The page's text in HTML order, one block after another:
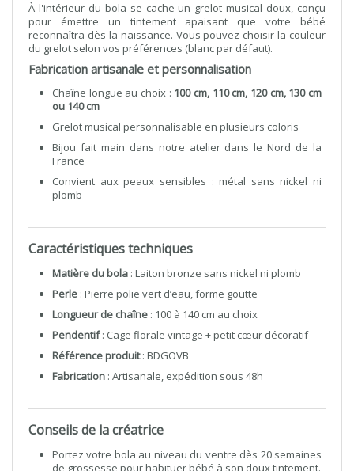
À l'intérieur du bola se cache un grelot musical doux, conçu
pour émettre un tintement apaisant que votre bébé
reconnaîtra dès la naissance. Vous pouvez choisir la couleur
du grelot selon vos préférences (blanc par défaut).
Fabrication artisanale et personnalisation
Chaîne longue au choix : 100 cm, 110 cm, 120 cm, 130 cm
ou 140 cm
Grelot musical personnalisable en plusieurs coloris
Bijou fait main dans notre atelier dans le Nord de la
France
Convient aux peaux sensibles : métal sans nickel ni
plomb
Caractéristiques techniques
Matière du bola : Laiton bronze sans nickel ni plomb
Perle : Pierre polie vert d’eau, forme goutte
Longueur de chaîne : 100 à 140 cm au choix
Pendentif: Cage florale vintage + petit cœur décoratif
Référence produit: BDGOVB
Fabrication : Artisanale, expédition sous 48h
Conseils de la créatrice
Portez votre bola au niveau du ventre dès 20 semaines
de grossesse pour habituer bébé à son doux tintement.